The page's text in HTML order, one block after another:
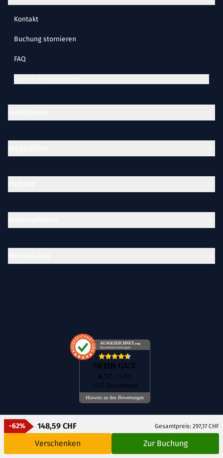
-62% 148,59 CHF Gesamtpreis: 297,17 CHF
Verschenken Zur Buchung
AUSGEZEICHNET .org
Kundenbewertungen
SEHR GUT
4.57 / 5.00
5.341 Bewertungen
Hinweis zu den Bewertungen
Kontakt
Buchung stornieren
FAQ
AT